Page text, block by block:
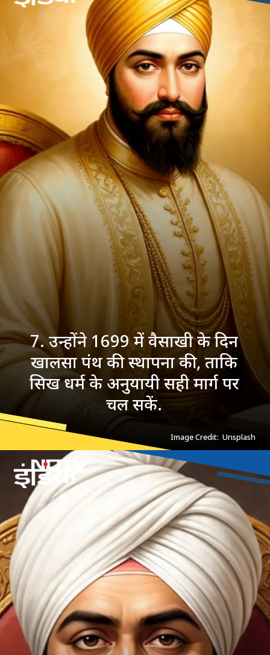
7. उन्होंने 1699 में वैसाखी के दिन
खालसा पंथ की स्थापना की, ताकि
सिख धर्म के अनुयायी सही मार्ग पर
चल सकें.
Image Credit: Unsplash